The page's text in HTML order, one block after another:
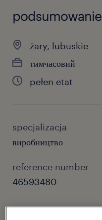
podsumowanie
żary, lubuskie
тимчасовий
pełen etat
specjalizacja
виробництво
reference number
46593480